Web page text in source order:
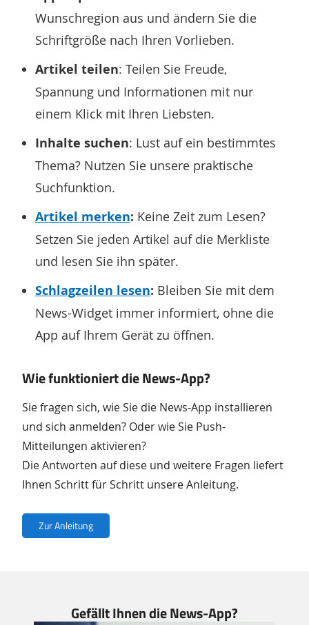
Wunschregion aus und ändern Sie die
Schriftgröße nach Ihren Vorlieben.
Artikel teilen: Teilen Sie Freude,
Spannung und Informationen mit nur
einem Klick mit Ihren Liebsten.
Inhalte suchen: Lust auf ein bestimmtes
Thema? Nutzen Sie unsere praktische
Suchfunktion.
Artikel merken: Keine Zeit zum Lesen?
Setzen Sie jeden Artikel auf die Merkliste
und lesen Sie ihn später.
Schlagzeilen lesen: Bleiben Sie mit dem
News-Widget immer informiert, ohne die
App auf Ihrem Gerät zu öffnen.
Wie funktioniert die News-App?
Sie fragen sich, wie Sie die News-App installieren
und sich anmelden? Oder wie Sie Push-
Mitteilungen aktivieren?
Die Antworten auf diese und weitere Fragen liefert
Ihnen Schritt für Schritt unsere Anleitung.
Zur Anleitung
Gefällt Ihnen die News-App?